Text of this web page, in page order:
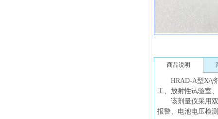
商品说明
HRAD-A型X/γ剂
工、放射性试验室
该剂量仪采用双
报警、电池电压检